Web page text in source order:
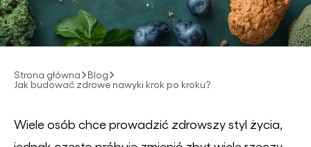
Strona główna
Blog
Jak budować zdrowe nawyki krok po kroku?
Wiele osób chce prowadzić zdrowszy styl życia,